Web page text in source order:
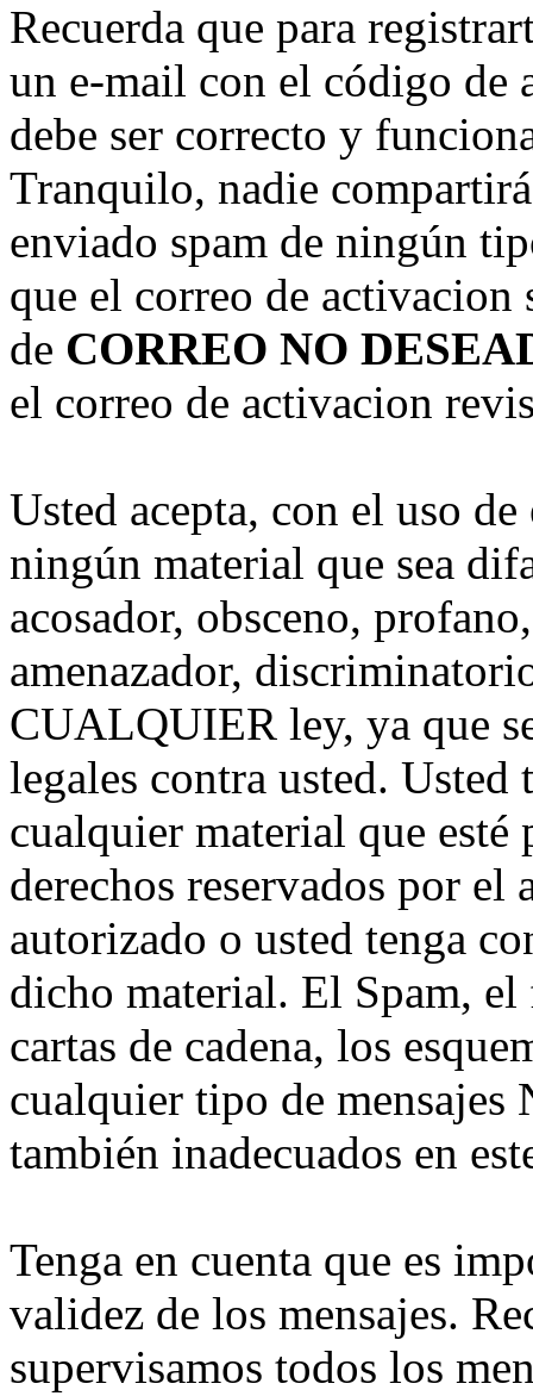
Recuerda que para
un e-mail con el código de
debe ser correcto y
Tranquilo, nadie
enviado spam de ningún
que el correo de activacion
de CORREO NO
el correo de activacion
Usted acepta, con el uso
ningún material que sea
acosador, obsceno,
amenazador,
CUALQUIER ley, ya que
legales contra usted.
cualquier material que
derechos reservados por el
autorizado o usted tenga
dicho material. El Spam,
cartas de cadena, los
cualquier tipo de
también inadecuados en
Tenga en cuenta que es
validez de los mensajes.
supervisamos todos los